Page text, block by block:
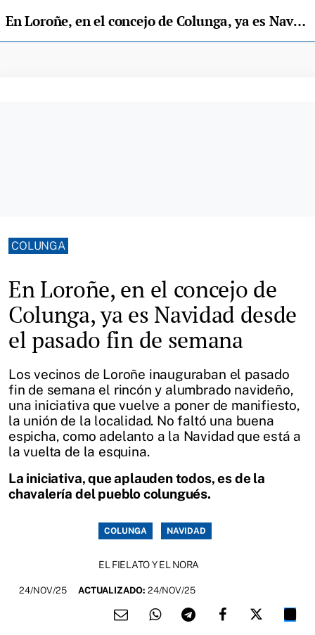
En Loroñe, en el concejo de Colunga, ya es Navidad desde el pasado fin de semana
COLUNGA
En Loroñe, en el concejo de
Colunga, ya es Navidad desde
el pasado fin de semana
Los vecinos de Loroñe inauguraban el pasado
fin de semana el rincón y alumbrado navideño,
una iniciativa que vuelve a poner de manifiesto,
la unión de la localidad. No faltó una buena
espicha, como adelanto a la Navidad que está a
la vuelta de la esquina.
La iniciativa, que aplauden todos, es de la
chavalería del pueblo colungués.
COLUNGA NAVIDAD
EL FIELATO Y EL NORA
24/NOV/25 ACTUALIZADO: 24/NOV/25